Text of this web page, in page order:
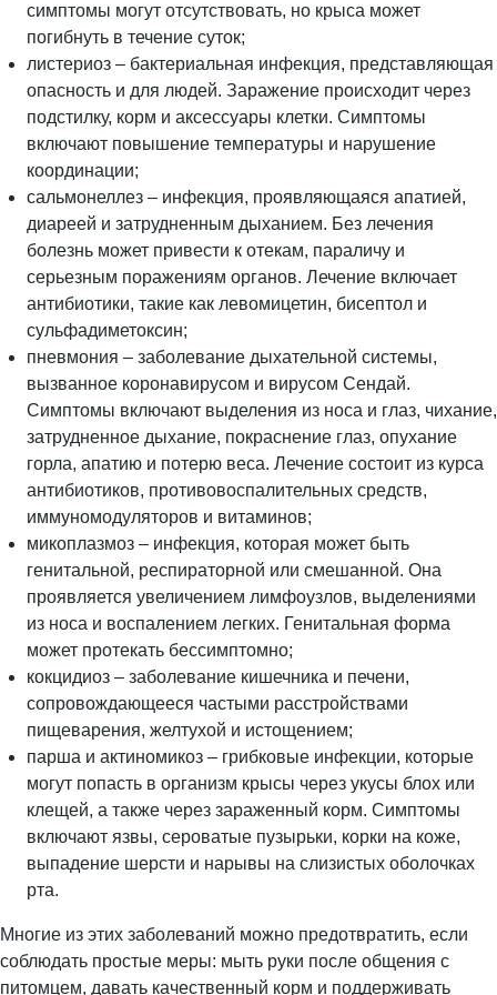
симптомы могут отсутствовать, но крыса может
погибнуть в течение суток;
листериоз – бактериальная инфекция, представляющая
опасность и для людей. Заражение происходит через
подстилку, корм и аксессуары клетки. Симптомы
включают повышение температуры и нарушение
координации;
сальмонеллез – инфекция, проявляющаяся апатией,
диареей и затрудненным дыханием. Без лечения
болезнь может привести к отекам, параличу и
серьезным поражениям органов. Лечение включает
антибиотики, такие как левомицетин, бисептол и
сульфадиметоксин;
пневмония – заболевание дыхательной системы,
вызванное коронавирусом и вирусом Сендай.
Симптомы включают выделения из носа и глаз, чихание,
затрудненное дыхание, покраснение глаз, опухание
горла, апатию и потерю веса. Лечение состоит из курса
антибиотиков, противовоспалительных средств,
иммуномодуляторов и витаминов;
микоплазмоз – инфекция, которая может быть
генитальной, респираторной или смешанной. Она
проявляется увеличением лимфоузлов, выделениями
из носа и воспалением легких. Генитальная форма
может протекать бессимптомно;
кокцидиоз – заболевание кишечника и печени,
сопровождающееся частыми расстройствами
пищеварения, желтухой и истощением;
парша и актиномикоз – грибковые инфекции, которые
могут попасть в организм крысы через укусы блох или
клещей, а также через зараженный корм. Симптомы
включают язвы, сероватые пузырьки, корки на коже,
выпадение шерсти и нарывы на слизистых оболочках
рта.
Многие из этих заболеваний можно предотвратить, если
соблюдать простые меры: мыть руки после общения с
питомцем, давать качественный корм и поддерживать